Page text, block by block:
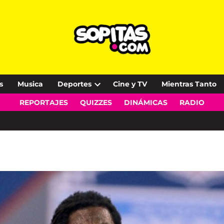
Musica Deportes
Open
dropdown
Cine y TV Mientras Tanto
REPORTAJES QUIZZES DINÁMICAS RADIO